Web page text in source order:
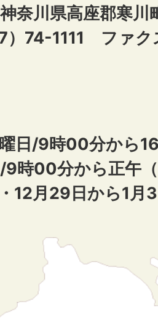
奈川県高座郡寒川
）74-1111 ファ
日/9時00分から
9時00分から正午
・12月29日から1月